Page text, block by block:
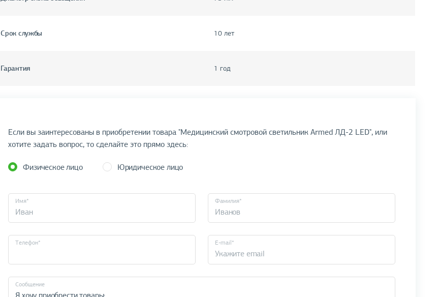
Срок службы 10 лет
Гарантия 1 год
Если вы заинтересованы в приобретении товара "Медицинский смотровой светильник Armed ЛД-2 LED", или
хотите задать вопрос, то сделайте это прямо здесь:
Физическое лицо Юридическое лицо
Имя* Фамилия*
Телефон* E-mail*
Cообщение